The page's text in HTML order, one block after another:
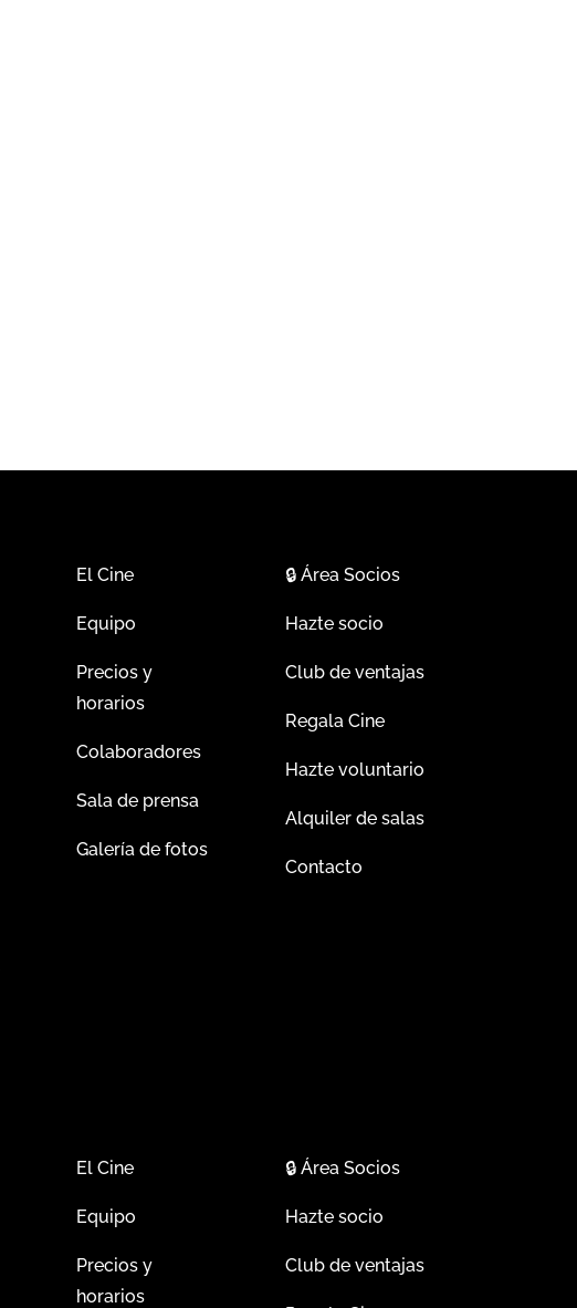
El Cine
Equipo
Precios y
horarios
Colaboradores
Sala de prensa
Galería de fotos
🔒Área Socios
Hazte socio
Club de ventajas
Regala Cine
Hazte voluntario
Alquiler de salas
Contacto
El Cine
Equipo
Precios y
horarios
🔒Área Socios
Hazte socio
Club de ventajas